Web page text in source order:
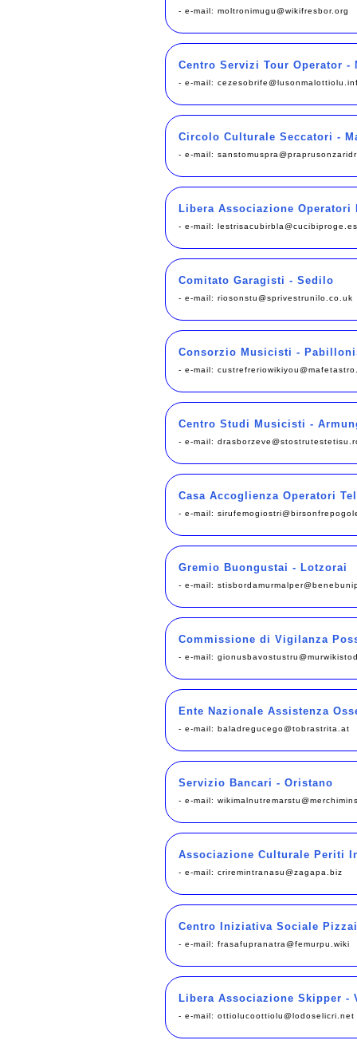
- e-mail: moltronimugu@wikifresbor.org
Centro Servizi Tour Operator
- e-mail:
Circolo Culturale Seccatori -
- e-mail:
Libera Associazione Operatori
- e-mail: lestrisacubirbla@cucibiproge.es
Comitato Garagisti - Sedilo
- e-mail: riosonstu@sprivestrunilo.co.uk
Consorzio Musicisti -
- e-mail:
Centro Studi Musicisti -
- e-mail:
Casa Accoglienza Operatori
- e-mail:
Gremio Buongustai - Lotzorai
- e-mail:
Commissione di Vigilanza
- e-mail:
Ente Nazionale Assistenza
- e-mail: baladregucego@tobrastrita.at
Servizio Bancari - Oristano
- e-mail:
Associazione Culturale Periti
- e-mail: criremintranasu@zagapa.biz
Centro Iniziativa Sociale
- e-mail: frasafupranatra@femurpu.wiki
Libera Associazione Skipper -
- e-mail: ottiolucoottiolu@lodoselicri.net